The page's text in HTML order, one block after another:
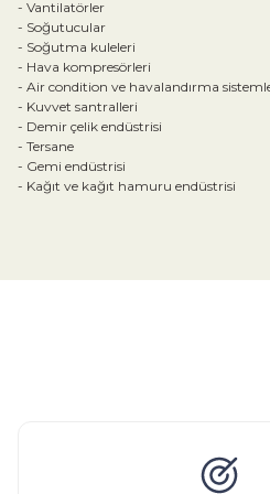
- Vantilatörler
- Soğutucular
- Soğutma kuleleri
- Hava kompresörleri
- Air condition ve havalandırma
- Kuvvet santralleri
- Demir çelik endüstrisi
- Tersane
- Gemi endüstrisi
- Kağıt ve kağıt hamuru endüstrisi